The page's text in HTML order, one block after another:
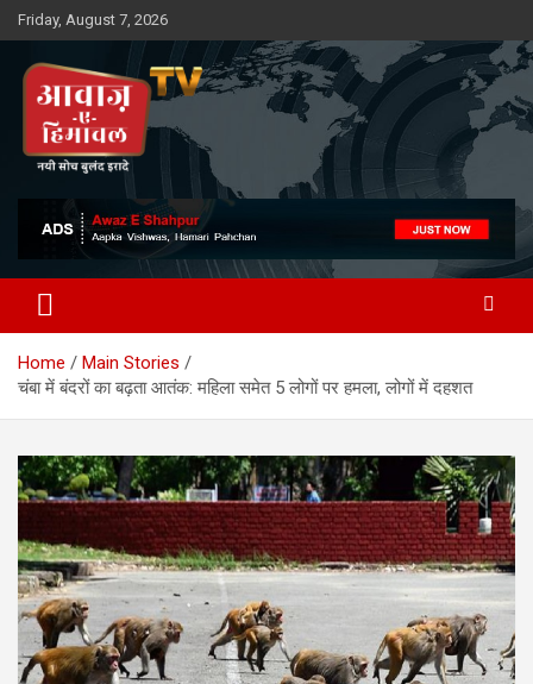
Skip
to
content
Friday, August 7, 2026
Awaz-E-Shahpur
Home
Main Stories
चंबा में बंदरों का बढ़ता आतंक: महिला समेत 5 लोगों पर हमला, लोगों में दहशत